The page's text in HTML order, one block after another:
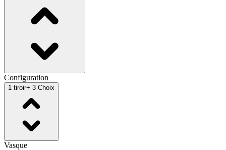
Configuration
1 tiroir+ 3 Choix
Vasque